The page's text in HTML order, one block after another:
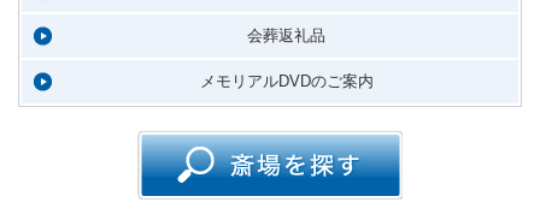
会葬返礼品
メモリアルDVDのご案内